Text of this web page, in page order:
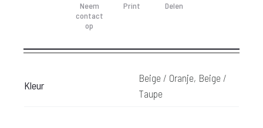
Neem
contact
op
Print Delen
Kleur
Beige / Oranje, Beige /
Taupe